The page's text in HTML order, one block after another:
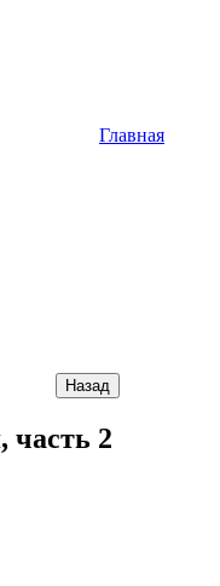
Главная
Назад
часть 2